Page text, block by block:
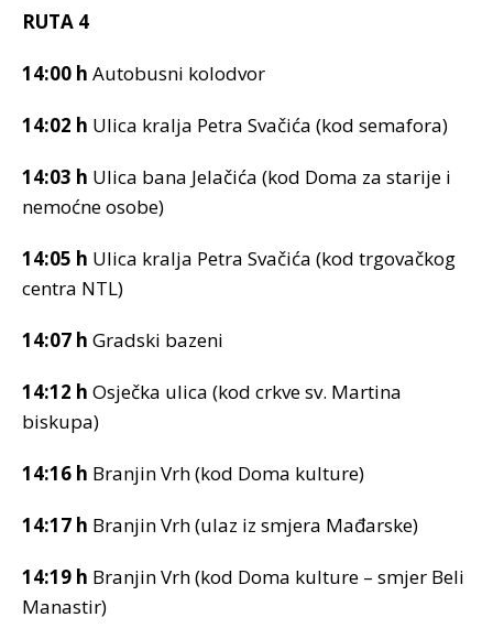
RUTA 4
14:00 h Autobusni kolodvor
14:02 h Ulica kralja Petra Svačića (kod semafora)
14:03 h Ulica bana Jelačića (kod Doma za starije i
nemoćne osobe)
14:05 h Ulica kralja Petra Svačića (kod trgovačkog
centra NTL)
14:07 h Gradski bazeni
14:12 h Osječka ulica (kod crkve sv. Martina
biskupa)
14:16 h Branjin Vrh (kod Doma kulture)
14:17 h Branjin Vrh (ulaz iz smjera Mađarske)
14:19 h Branjin Vrh (kod Doma kulture – smjer Beli
Manastir)